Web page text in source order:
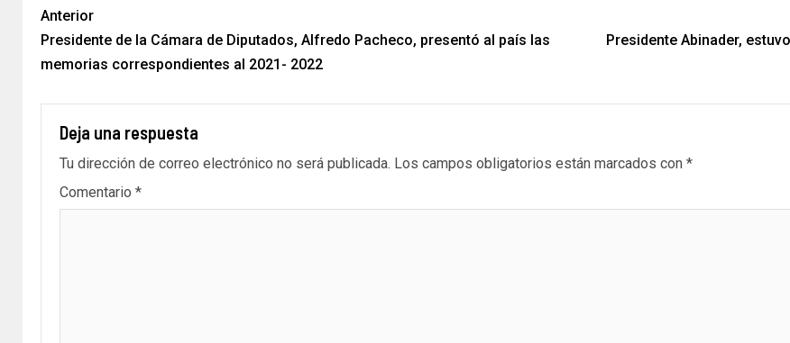
Anterior
Presidente de la Cámara de Diputados, Alfredo Pacheco, presentó al país las
memorias correspondientes al 2021- 2022
Presidente Abinader,
Deja una respuesta
Tu dirección de correo electrónico no será publicada. Los campos obligatorios están marcados con *
Comentario *